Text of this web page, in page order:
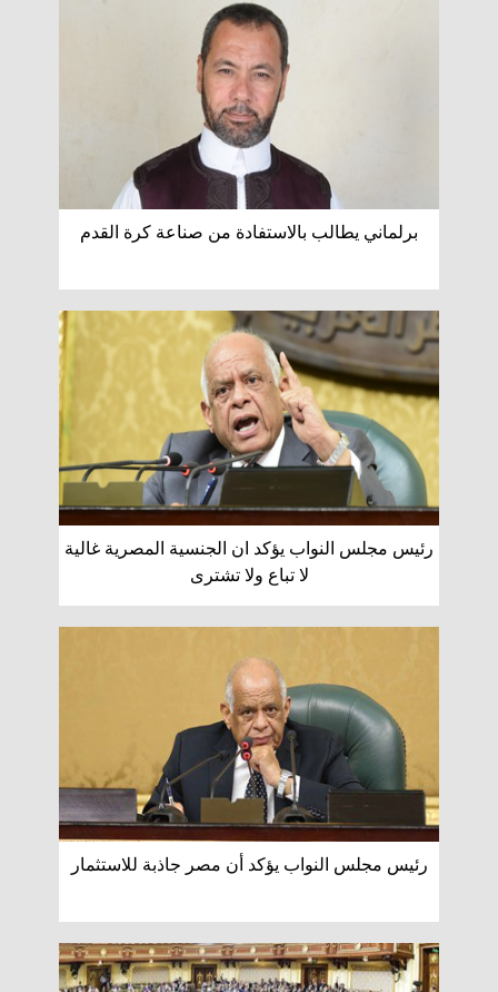
برلماني يطالب بالاستفادة من صناعة كرة القدم
رئيس مجلس النواب يؤكد ان الجنسية المصرية غالية
لا تباع ولا تشترى
رئيس مجلس النواب يؤكد أن مصر جاذبة للاستثمار